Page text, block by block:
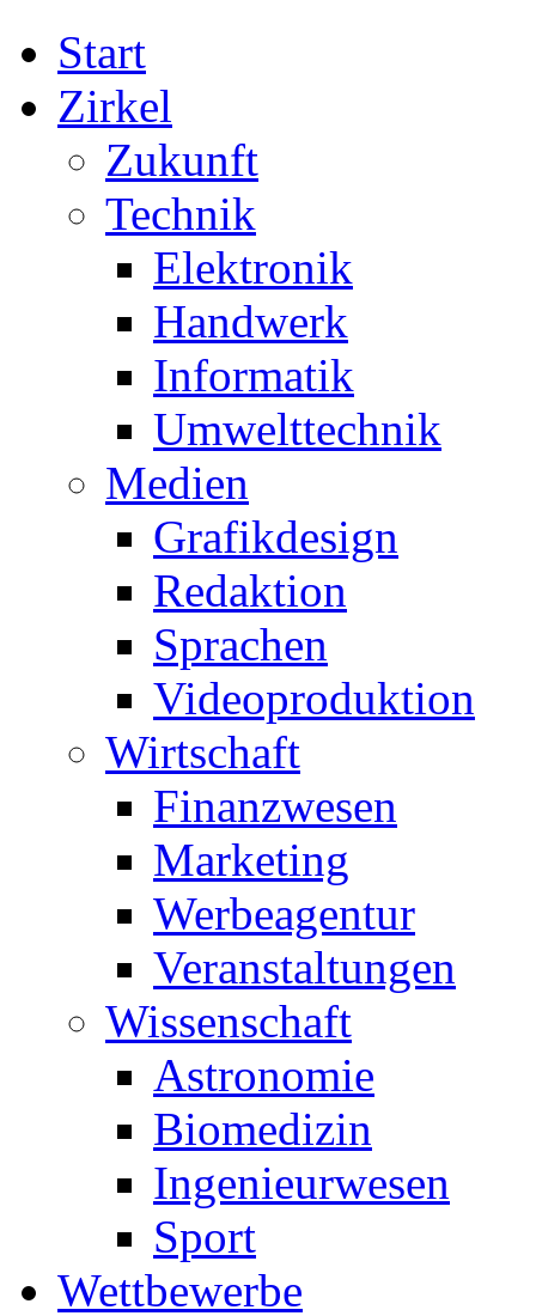
Start
Zirkel
Zukunft
Technik
Elektronik
Handwerk
Informatik
Umwelttechnik
Medien
Grafikdesign
Redaktion
Sprachen
Videoproduktion
Wirtschaft
Finanzwesen
Marketing
Werbeagentur
Veranstaltungen
Wissenschaft
Astronomie
Biomedizin
Ingenieurwesen
Sport
Wettbewerbe